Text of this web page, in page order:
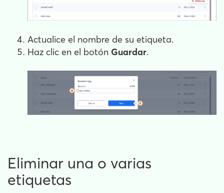
Actualice el nombre de su etiqueta.
Haz clic en el botón Guardar.
Eliminar una o varias
etiquetas